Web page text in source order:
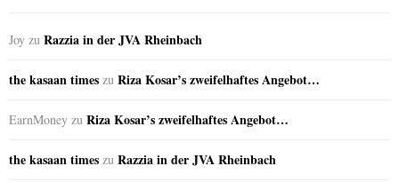
Joy zu Razzia in der JVA Rheinbach
the kasaan times zu Riza Kosar’s zweifelhaftes Angebot…
EarnMoney zu Riza Kosar’s zweifelhaftes Angebot…
the kasaan times zu Razzia in der JVA Rheinbach